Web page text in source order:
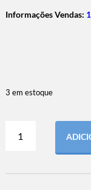
Informações Vendas:
3 em estoque